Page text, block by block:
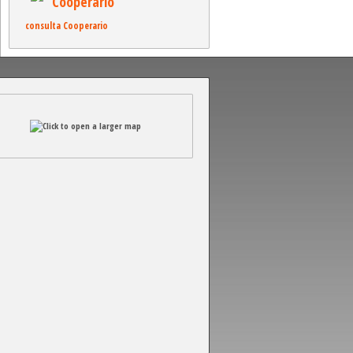
consulta Cooperario